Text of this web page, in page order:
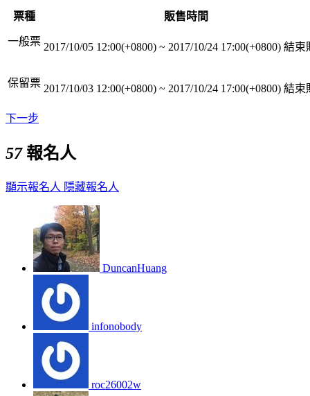
票種 販售時間
一般票 2017/10/05 12:00(+0800) ~ 2017/10/24 17:00(+0800) 結束
保留票 2017/10/03 12:00(+0800) ~ 2017/10/24 17:00(+0800) 結束
下一步
57報名人
顯示報名人 隱藏報名人
DuncanHuang
infonobody
roc26002w